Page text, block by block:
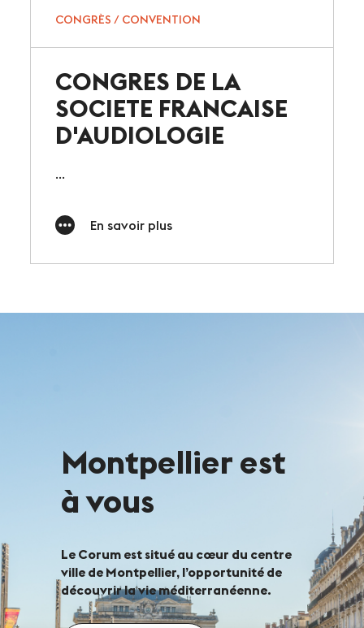
CONGRÈS / CONVENTION
CONGRES DE LA
SOCIETE FRANCAISE
D'AUDIOLOGIE
...
En savoir plus
Montpellier est
à vous
Le Corum est situé au cœur du centre
ville de Montpellier, l’opportunité de
découvrir la vie méditerranéenne.